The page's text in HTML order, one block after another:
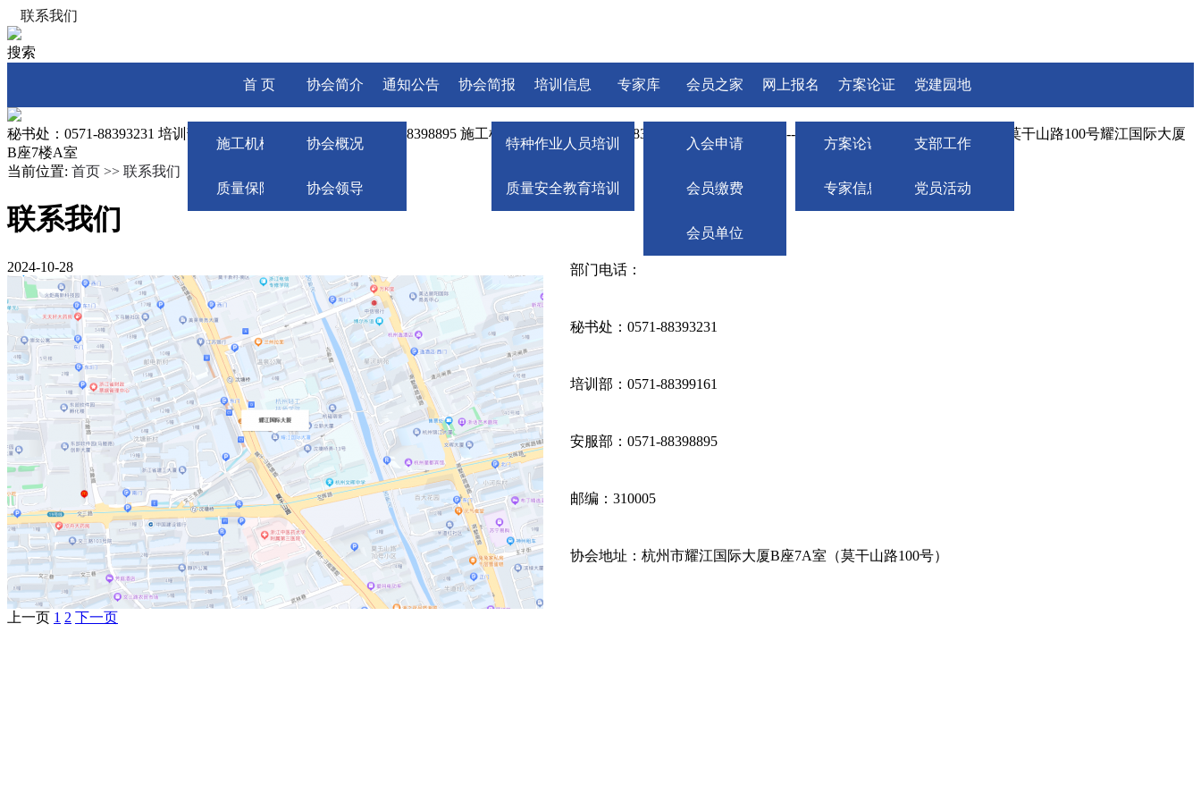
联系我们
搜索
首 页
施工机械分会
质量保险分会
协会简介
协会概况
协会领导
通知公告 协会简报 培训信息
特种作业人员培训
质量安全教育培训
专家库 会员之家
入会申请
会员缴费
会员单位
网上报名 方案论证
方案论证申报
专家信息中心
党建园地
支部工作
党员活动
秘书处：0571-88393231 培训部：0571-88399161 安服部：0571-88398895 施工机械安全分会： 0571-88393301 质量保险分会：--- 邮编：310004 协会地址：杭州市莫干山路100号耀江国际大厦
B座7楼A室
当前位置: 首页 >> 联系我们
联系我们
2024-10-28 部门电话：
秘书处：0571-88393231
培训部：0571-88399161
安服部： 0571-88398895
邮编：310005
协会地址：杭州市耀江国际大厦B座7A室（莫干山路100号）
上一页 1 2 下一页